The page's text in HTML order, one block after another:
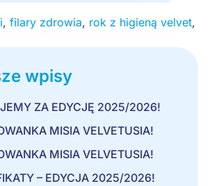
, filary zdrowia, rok z higieną velvet,
wpisy
ZA EDYCJĘ 2025/2026!
MISIA VELVETUSIA!
MISIA VELVETUSIA!
– EDYCJA 2025/2026!